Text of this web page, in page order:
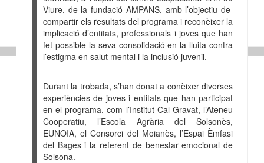
Viure, de la fundació AMPANS, amb l’objectiu de
compartir els resultats del programa i reconèixer la
implicació d’entitats, professionals i joves que han
fet possible la seva consolidació en la lluita contra
l’estigma en salut mental i la inclusió juvenil.
Durant la trobada, s’han donat a conèixer diverses
experiències de joves i entitats que han participat
en el programa, com l’Institut Cal Gravat, l’Ateneu
Cooperatiu, l’Escola Agrària del Solsonès,
EUNOIA, el Consorci del Moianès, l’Espai Èmfasi
del Bages i la referent de benestar emocional de
Solsona.